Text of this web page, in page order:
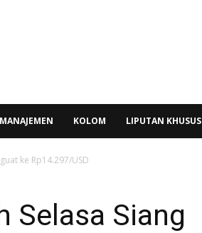
MANAJEMEN KOLOM LIPUTAN KHUSUS
ke Rp14.297/USD
Selasa Siang